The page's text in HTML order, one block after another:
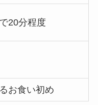
20分程度
お食い初め